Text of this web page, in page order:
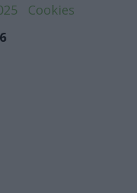
Cookies